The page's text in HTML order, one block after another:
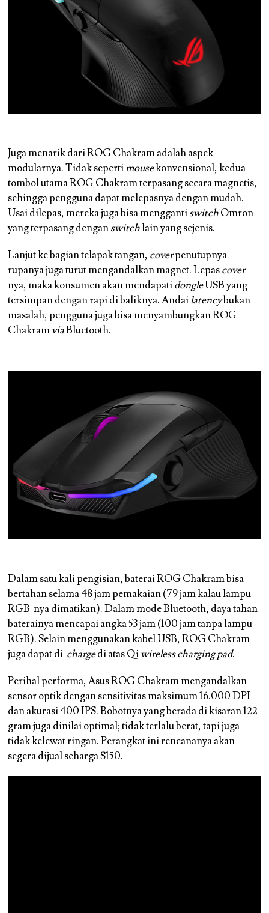
Juga menarik dari ROG Chakram adalah aspek
modularnya. Tidak sepertimousekonvensional, kedua
tombol utama ROG Chakram terpasang secara magnetis,
sehingga pengguna dapat melepasnya dengan mudah.
Usai dilepas, mereka juga bisa menggantiswitchOmron
yang terpasang denganswitchlain yang sejenis.
Lanjut ke bagian telapak tangan, coverpenutupnya
rupanya juga turut mengandalkan magnet. Lepascover-
nya, maka konsumen akan mendapatidongleUSB yang
tersimpan dengan rapi di baliknya. Andailatencybukan
masalah, pengguna juga bisa menyambungkan ROG
ChakramviaBluetooth.
Dalam satu kali pengisian, baterai ROG Chakram bisa
bertahan selama 48 jam pemakaian (79 jam kalau lampu
RGB-nya dimatikan). Dalam mode Bluetooth, daya tahan
baterainya mencapai angka 53 jam (100 jam tanpa lampu
RGB). Selain menggunakan kabel USB, ROG Chakram
juga dapat di-chargedi atas Qiwireless charging pad.
Perihal performa, Asus ROG Chakram mengandalkan
sensor optik dengan sensitivitas maksimum 16.000 DPI
dan akurasi 400 IPS. Bobotnya yang berada di kisaran 122
gram juga dinilai optimal; tidak terlalu berat, tapi juga
tidak kelewat ringan. Perangkat ini rencananya akan
segera dijual seharga $150.